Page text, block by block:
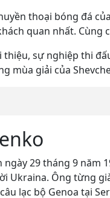
thoại bóng đá
quan nhất. Cùng
sự nghiệp thi
mùa giải của
29 tháng 9 năm
Ukraina. Ông từng
lạc bộ Genoa tại